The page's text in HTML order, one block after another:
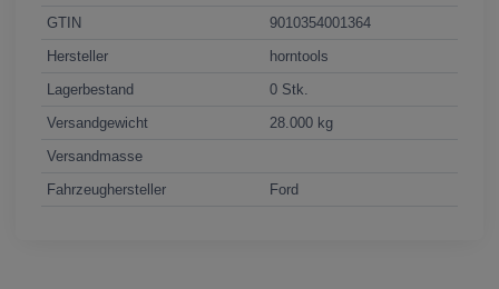
GTIN
9010354001364
Hersteller
horntools
Lagerbestand
0 Stk.
Versandgewicht
28.000 kg
Versandmasse
Fahrzeughersteller
Ford